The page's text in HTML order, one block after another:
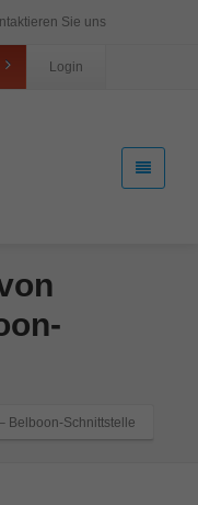
Sie uns
Login
Belboon-Schnittstelle